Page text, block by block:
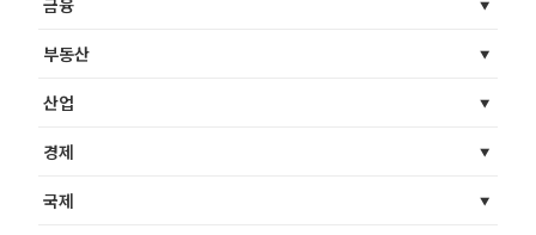
부동산
산업
경제
국제